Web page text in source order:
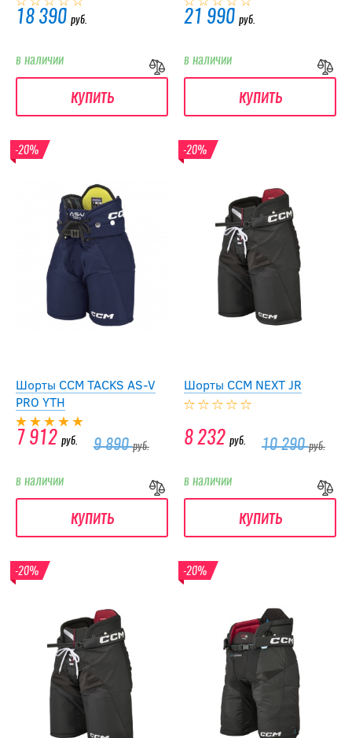
18 390 руб.
в наличии
купить
21 990 руб.
в наличии
купить
-20%
Шорты CCM TACKS AS-V
PRO YTH
7 912 руб. 9 890руб.
в наличии
купить
-20%
Шорты CCM NEXT JR
8 232 руб. 10 290руб.
в наличии
купить
-20% -20%